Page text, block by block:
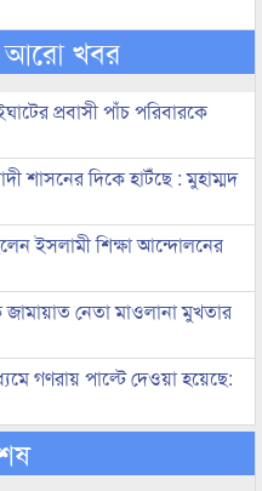
আরো খবর
প্রবাসী পাঁচ পরিবারকে
শাসনের দিকে হাটঁছে : মুহাম্মদ
ইসলামী শিক্ষা আন্দোলনের
নেতা মাওলানা মুখতার
গণরায় পাল্টে দেওয়া হয়েছে: